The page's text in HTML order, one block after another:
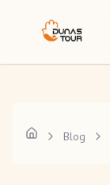
Blog